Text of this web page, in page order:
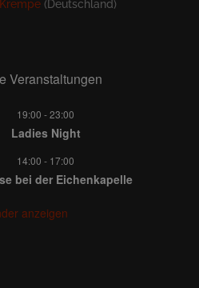
Krempe (Deutschland)
Veranstaltungen
19:00 -23:00
Ladies Night
14:00 - 17:00
bei der Eichenkapelle
anzeigen